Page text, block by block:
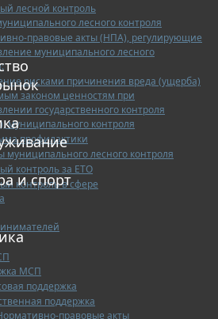
лесной контроль
лесного контроля
правовые акты (НПА), регулирующие
муниципального лесного
рисками причинения вреда (ущерба)
законом ценностям при
государственного контроля
муниципального контроля
профилактики
муниципального лесного контроля
контроль за ЕТО
контроль в сфере
МСП
поддержка
поддержка
правовые акты
и спорт